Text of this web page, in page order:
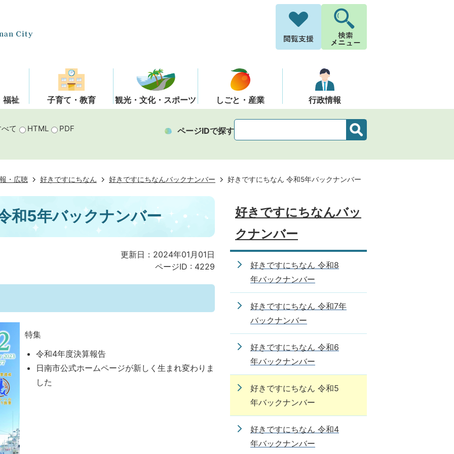
福祉 子育て・教育 観光・文化・スポーツ しごと・産業 行政情報
て HTML PDF ページIDで探す
・広聴 好きですにちなん 好きですにちなんバックナンバー 好きですにちなん 令和5年バックナンバー
和5年バックナンバー
更新日：2024年01月01日
ページID : 4229
特集
令和4年度決算報告
日南市公式ホームページが新しく生まれ変わりま
した
好きですにちなんバッ
クナンバー
好きですにちなん 令和8
年バックナンバー
好きですにちなん 令和7年
バックナンバー
好きですにちなん 令和6
年バックナンバー
好きですにちなん 令和5
年バックナンバー
好きですにちなん 令和4
年バックナンバー